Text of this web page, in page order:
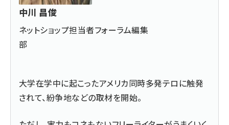
中川 昌俊
ネットショップ担当者フォーラム編集
部
大学在学中に起こったアメリカ同時多発テロに触発
されて、紛争地などの取材を開始。